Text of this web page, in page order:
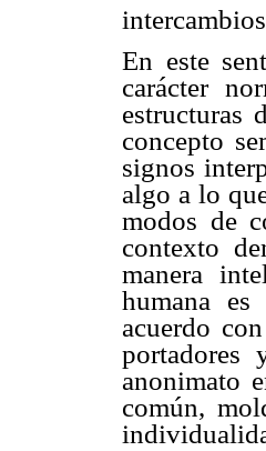
En este
carácter
estructuras
concepto
signos
algo a lo
modos de
contexto
manera
humana es
acuerdo
portadores
anonimato
común,